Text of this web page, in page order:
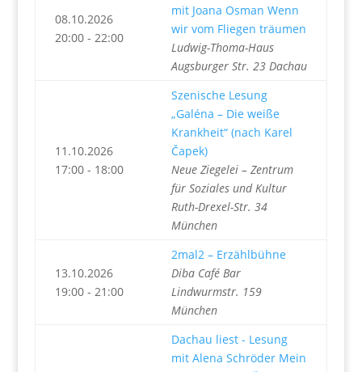
08.10.2026
20:00 - 22:00
mit Joana Osman Wenn
wir vom Fliegen träumen
Ludwig-Thoma-Haus
Augsburger Str. 23 Dachau
11.10.2026
17:00 - 18:00
Szenische Lesung
„Galéna – Die weiße
Krankheit“ (nach Karel
Čapek)
Neue Ziegelei – Zentrum
für Soziales und Kultur
Ruth-Drexel-Str. 34
München
13.10.2026
19:00 - 21:00
2mal2 – Erzählbühne
Diba Café Bar
Lindwurmstr. 159
München
Dachau liest - Lesung
mit Alena Schröder Mein